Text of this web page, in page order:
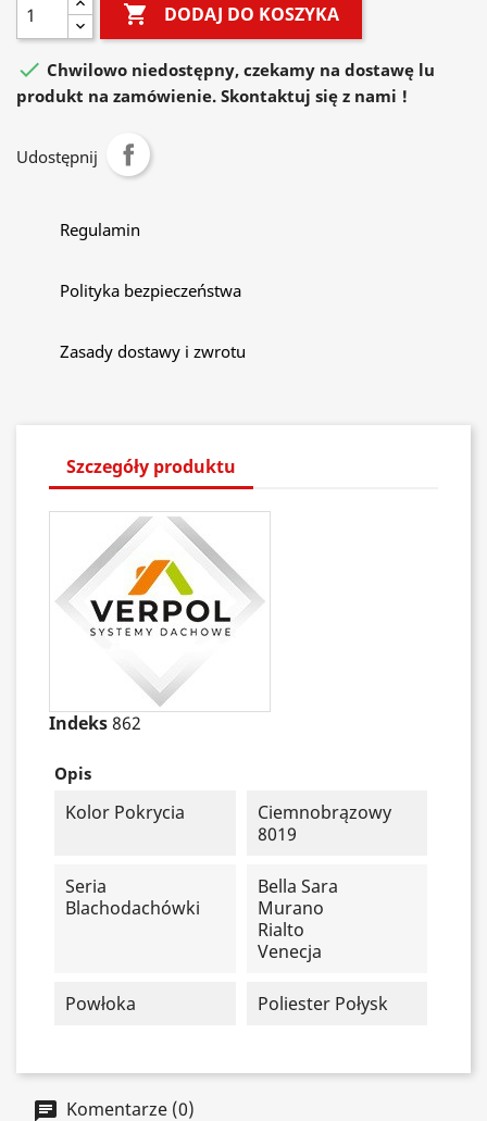
 DODAJ DO KOSZYKA
 Chwilowo niedostępny, czekamy na dostawę lu
produkt na zamówienie. Skontaktuj się z nami !
Udostępnij
Regulamin
Polityka bezpieczeństwa
Zasady dostawy i zwrotu
Szczegóły produktu
Indeks 862
Opis
Kolor Pokrycia
Ciemnobrązowy
8019
Seria
Blachodachówki
Bella Sara
Murano
Rialto
Venecja
Powłoka Poliester Połysk
Komentarze (0)